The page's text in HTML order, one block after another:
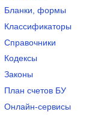
Бланки, формы
Классификаторы
Справочники
Кодексы
Законы
План счетов БУ
Онлайн-сервисы